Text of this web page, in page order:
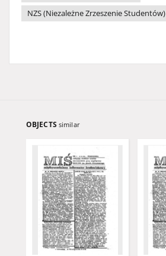
NZS (Niezależne Zrzeszenie Studentów)
OBJECTS similar